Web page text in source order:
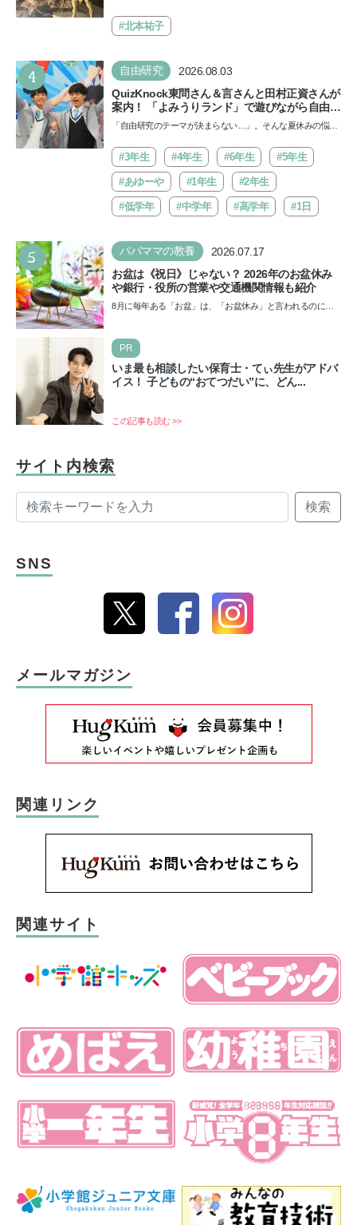
催…#北本祐子
4 自由研究 2026.08.03
QuizKnock東問さん＆言さんと田村正資さんが
案内！ 「よみうりランド」で遊びながら自由研
究が進む期間限定イベントが開催
「自由研究のテーマが決まらない…」。そんな夏休みの悩み
バ!!…
#3年生 #4年生 #6年生 #5年生
#あゆーや #1年生 #2年生
#低学年 #中学年 #高学年 #1日
5 パパママの教養 2026.07.17
お盆は《祝日》じゃない？ 2026年のお盆休み
や銀行・役所の営業や交通機関情報も紹介
8月に毎年ある「お盆」は、「お盆休み」と言われるのに祝
PR
いま最も相談したい保育士・てぃ先生がアドバ
イス！ 子どもの“おてつだい”に、どん...
この記事も読む >>
サイト内検索
検索
SNS
メールマガジン
関連リンク
関連サイト